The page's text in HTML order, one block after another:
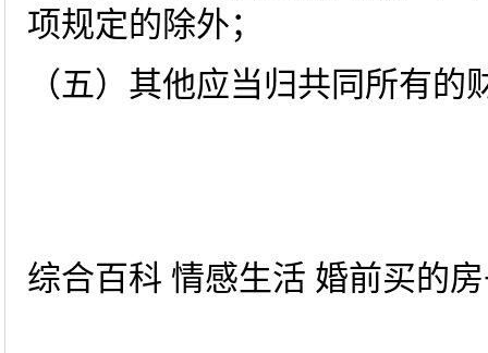
项规定的除外；
（五）其他应当归共同所有的
综合百科 情感生活 婚前买的